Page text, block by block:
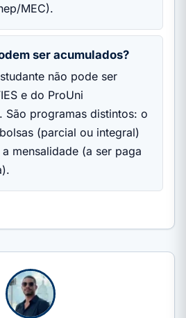
MEC).
ser acumulados?
não pode ser
e do ProUni
São programas distintos: o
(parcial ou integral)
mensalidade (a ser paga